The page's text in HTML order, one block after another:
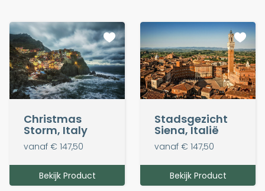
Christmas
Storm, Italy
vanaf € 147,50
Bekijk Product
Stadsgezicht
Siena, Italië
vanaf € 147,50
Bekijk Product